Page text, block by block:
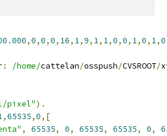
,0,0,0, 16, 1,9, 1, 1,0,0, 1,0, 1,0
: /home/cattelan/osspush/CVSROOT/
pixel").
,65535,0,[
, 65535, 0, 65535, 65535, 0,